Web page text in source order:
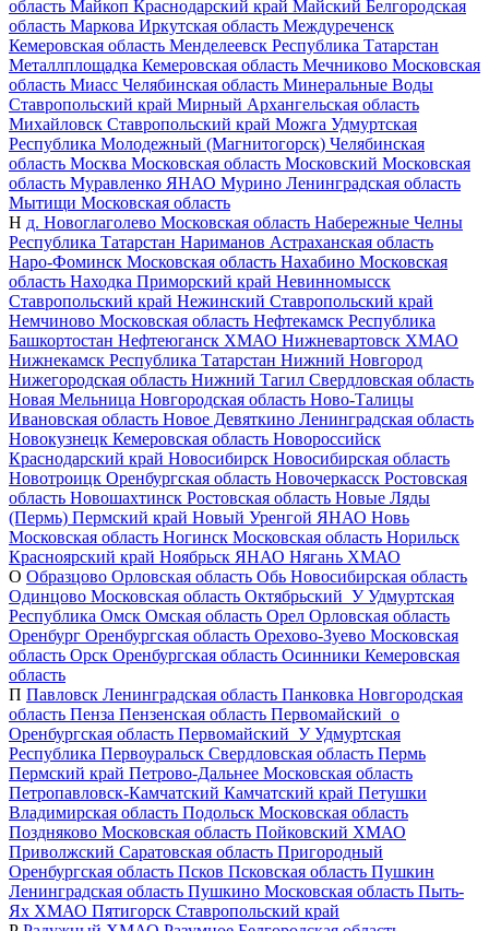
область Майкоп Краснодарский край Майский Белгородская
область Маркова Иркутская область Междуреченск
Кемеровская область Менделеевск Республика Татарстан
Металлплощадка Кемеровская область Мечниково Московская
область Миасс Челябинская область Минеральные Воды
Ставропольский край Мирный Архангельская область
Михайловск Ставропольский край Можга Удмуртская
Республика Молодежный (Магнитогорск) Челябинская
область Москва Московская область Московский Московская
область Муравленко ЯНАО Мурино Ленинградская область
Мытищи Московская область
Н д. Новоглаголево Московская область Набережные Челны
Республика Татарстан Нариманов Астраханская область
Наро-Фоминск Московская область Нахабино Московская
область Находка Приморский край Невинномысск
Ставропольский край Нежинский Ставропольский край
Немчиново Московская область Нефтекамск Республика
Башкортостан Нефтеюганск ХМАО Нижневартовск ХМАО
Нижнекамск Республика Татарстан Нижний Новгород
Нижегородская область Нижний Тагил Свердловская область
Новая Мельница Новгородская область Ново-Талицы
Ивановская область Новое Девяткино Ленинградская область
Новокузнецк Кемеровская область Новороссийск
Краснодарский край Новосибирск Новосибирская область
Новотроицк Оренбургская область Новочеркасск Ростовская
область Новошахтинск Ростовская область Новые Ляды
(Пермь) Пермский край Новый Уренгой ЯНАО Новь
Московская область Ногинск Московская область Норильск
Красноярский край Ноябрьск ЯНАО Нягань ХМАО
О Образцово Орловская область Обь Новосибирская область
Одинцово Московская область Октябрьский_У Удмуртская
Республика Омск Омская область Орел Орловская область
Оренбург Оренбургская область Орехово-Зуево Московская
область Орск Оренбургская область Осинники Кемеровская
область
П Павловск Ленинградская область Панковка Новгородская
область Пенза Пензенская область Первомайский_о
Оренбургская область Первомайский_У Удмуртская
Республика Первоуральск Свердловская область Пермь
Пермский край Петрово-Дальнее Московская область
Петропавловск-Камчатский Камчатский край Петушки
Владимирская область Подольск Московская область
Поздняково Московская область Пойковский ХМАО
Приволжский Саратовская область Пригородный
Оренбургская область Псков Псковская область Пушкин
Ленинградская область Пушкино Московская область Пыть-
Ях ХМАО Пятигорск Ставропольский край